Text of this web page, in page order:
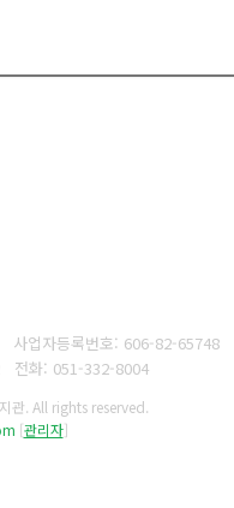
사업자등록번호: 606-82-65748
전화: 051-332-8004
관. All rights reserved.
[관리자]